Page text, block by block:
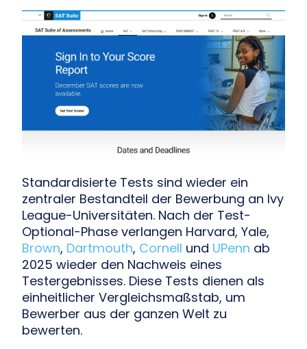
Standardisierte Tests sind wieder ein
zentraler Bestandteil der Bewerbung an Ivy
League-Universitäten. Nach der Test-
Optional-Phase verlangen Harvard, Yale,
Brown, Dartmouth, Cornell und UPenn ab
2025 wieder den Nachweis eines
Testergebnisses. Diese Tests dienen als
einheitlicher Vergleichsmaßstab, um
Bewerber aus der ganzen Welt zu
bewerten.